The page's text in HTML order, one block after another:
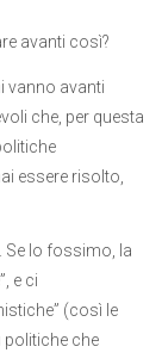
avanti così?
vanno avanti
che, per questa
essere risolto,
Se lo fossimo, la
e ci
(così le
che